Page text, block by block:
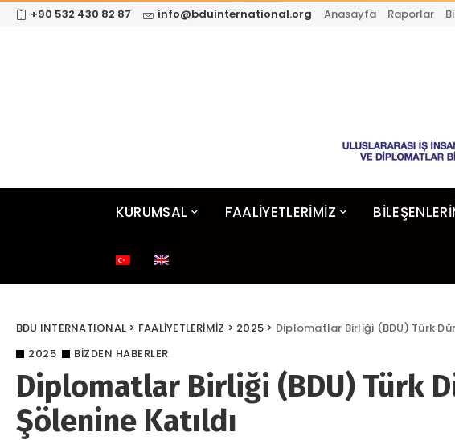
+90 532 430 82 87 info@bduinternational.org Anasayfa Raporlar
KURUMSAL FAALİYETLERİMİZ
BDU INTERNATIONAL > FAALİYETLERİMİZ > 2025 > Diplomatlar Birliği (BDU) Türk
2025
BIZDEN HABERLER
Diplomatlar Birliği (BDU) Türk
Şölenine Katıldı